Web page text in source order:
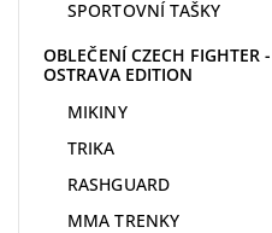
SPORTOVNÍ TAŠKY
OBLEČENÍ CZECH FIGHTER -
OSTRAVA EDITION
MIKINY
TRIKA
RASHGUARD
MMA TRENKY